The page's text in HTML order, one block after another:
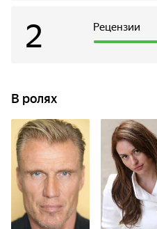
Рецензии
2
В ролях